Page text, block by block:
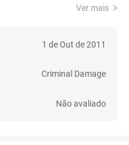
Ver mais
1 de Out de 2011
Criminal Damage
Não avaliado